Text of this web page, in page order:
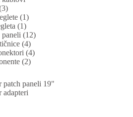
(1)
(1)
(12)
(4)
(4)
(2)
patch paneli 19"
adapteri